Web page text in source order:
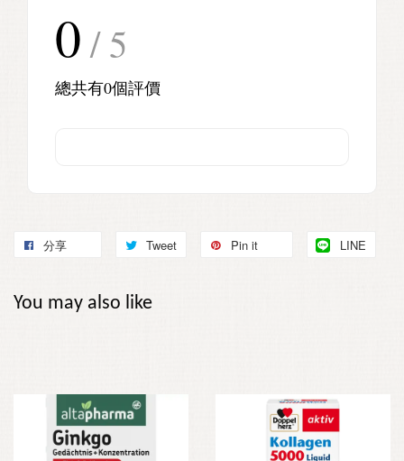
0 / 5
總共有0個評價
分享 Tweet Pin it LINE
You may also like